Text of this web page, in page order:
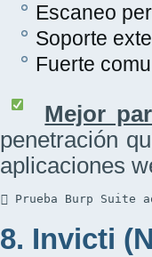
Escaneo
Soporte
Fuerte
Mejor
penetración
aplicaciones
 Prueba Burp Suite
8. Invicti